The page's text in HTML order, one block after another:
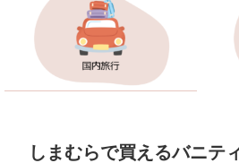
しまむらで買えるバニテ